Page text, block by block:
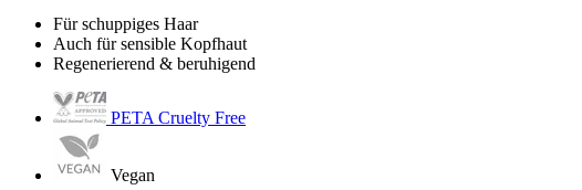
Für schuppiges Haar
Auch für sensible Kopfhaut
Regenerierend & beruhigend
PETA Cruelty Free
Vegan